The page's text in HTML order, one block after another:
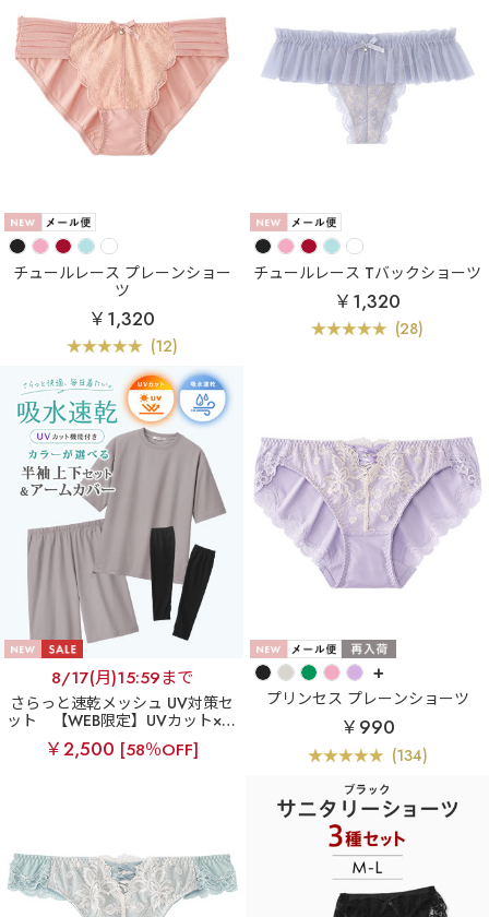
チュールレース プレーンショー
ツ
￥1,320
(12)
チュールレース Tバックショーツ
￥1,320
(28)
8/17(月)15:59まで
さらっと速乾メッシュ UV対策セ
ット
【WEB限定】UVカット×吸
水速乾 半袖 上下セット＆アーム
カバー
￥2,500 [58％OFF]
+
プリンセス プレーンショーツ
￥990
(134)